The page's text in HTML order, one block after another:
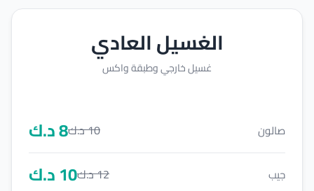
الغسيل العادي
غسيل خارجي وطبقة واكس
صالون 10د.ك8د.ك
جيب 12د.ك10د.ك